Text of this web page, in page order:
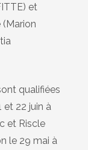
et
(Marion
qualifiées
et 22 juin à
et Riscle
le 29 mai à